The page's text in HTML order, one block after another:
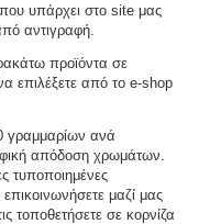
υπάρχει στο site μας
αντιγραφή.
προϊόντα σε
επιλέξετε από το e-shop
γραμμαρίων ανά
απόδοση χρωμάτων.
τυποποιημένες
μαζί μας
τοποθετήσετε σε κορνίζα